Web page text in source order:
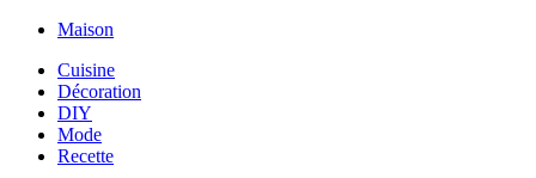
Maison
Cuisine
Décoration
DIY
Mode
Recette